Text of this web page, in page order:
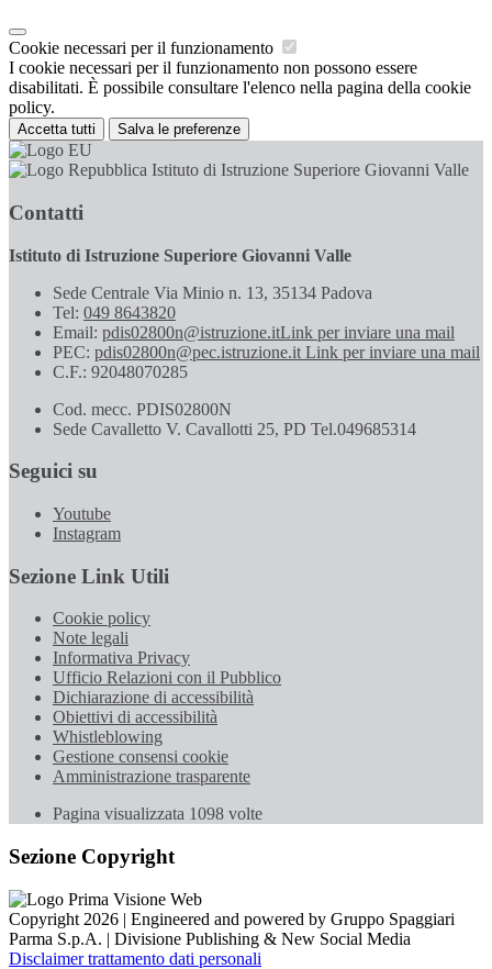
Cookie necessari per il funzionamento
I cookie necessari per il funzionamento non possono essere
disabilitati. È possibile consultare l'elenco nella pagina della cookie
policy.
Accetta tutti Salva le preferenze
Istituto di Istruzione Superiore Giovanni Valle
Contatti
Istituto di Istruzione Superiore Giovanni Valle
Sede Centrale Via Minio n. 13, 35134 Padova
Tel: 049 8643820
Email: pdis02800n@istruzione.itLink per inviare una mail
PEC: pdis02800n@pec.istruzione.it Link per inviare una mail
C.F.: 92048070285
Cod. mecc. PDIS02800N
Sede Cavalletto V. Cavallotti 25, PD Tel.049685314
Seguici su
Youtube
Instagram
Sezione Link Utili
Cookie policy
Note legali
Informativa Privacy
Ufficio Relazioni con il Pubblico
Dichiarazione di accessibilità
Obiettivi di accessibilità
Whistleblowing
Gestione consensi cookie
Amministrazione trasparente
Pagina visualizzata 1098 volte
Sezione Copyright
Copyright 2026 | Engineered and powered by Gruppo Spaggiari
Parma S.p.A. | Divisione Publishing & New Social Media
Disclaimer trattamento dati personali